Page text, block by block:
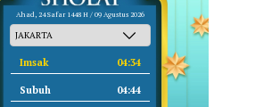
Ahad, 24 Safar 1448 H / 09 Agustus 2026
Imsak 04:34
Subuh 04:44